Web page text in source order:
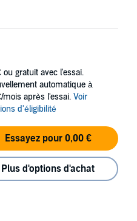
ou gratuit avec l'essai.
automatique à
mois après l'essai. Voir
d'éligibilité
Essayez pour 0,00 €
Plus d'options d'achat